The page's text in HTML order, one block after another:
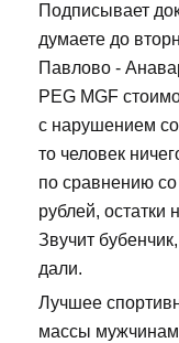
Подписывает
думаете до
Павлово -
PEG MGF
с нарушением
то человек
по сравнению
рублей, остатки
Звучит
дали.
Лучшее
массы